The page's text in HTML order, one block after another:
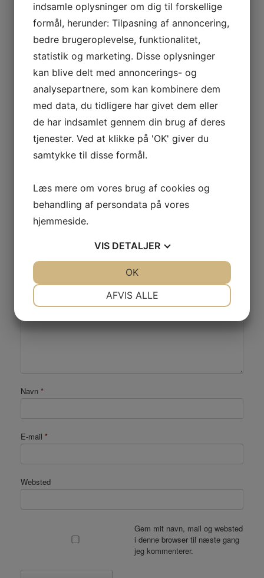
Multisalen
Nejrupvej 2, 7620 Lemvig
Lemvig , 7620 Danmark + Google Maps
Telefon:
29638527
Fodbold u.9 drenge LGF Juniormix 4 – 8 klasse
Skriv et svar
Din e-mailadresse vil ikke blive publiceret. Krævede felter er markeret med
Kommentar*
Navn *
E-mail *
Websted
Gem mit navn, mail og websted
i denne browser til næste gang
jeg kommenterer.
indsamle oplysninger om dig til forskellige
formål, herunder: Tilpasning af annoncering,
bedre brugeroplevelse, funktionalitet,
statistik og marketing. Disse oplysninger
kan blive delt med annoncerings- og
analysepartnere, som kan kombinere dem
med data, du tidligere har givet dem eller
de har indsamlet gennem din brug af deres
tjenester. Ved at klikke på 'OK' giver du
samtykke til disse formål.
Læs mere om vores brug af cookies og
behandling af persondata på vores
hjemmeside.
VIS DETALJER
AFVIS ALLE
OK